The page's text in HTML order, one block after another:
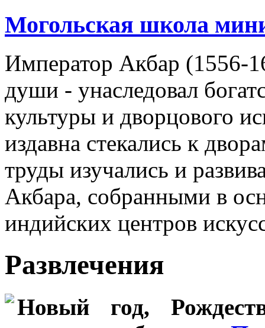
Могольская школа
Император Акбар (1556-
души - унаследовал
культуры и дворцового
издавна стекались к
труды изучались и
Акбара, собранными в
индийских центров
Развлечения
Новый год,